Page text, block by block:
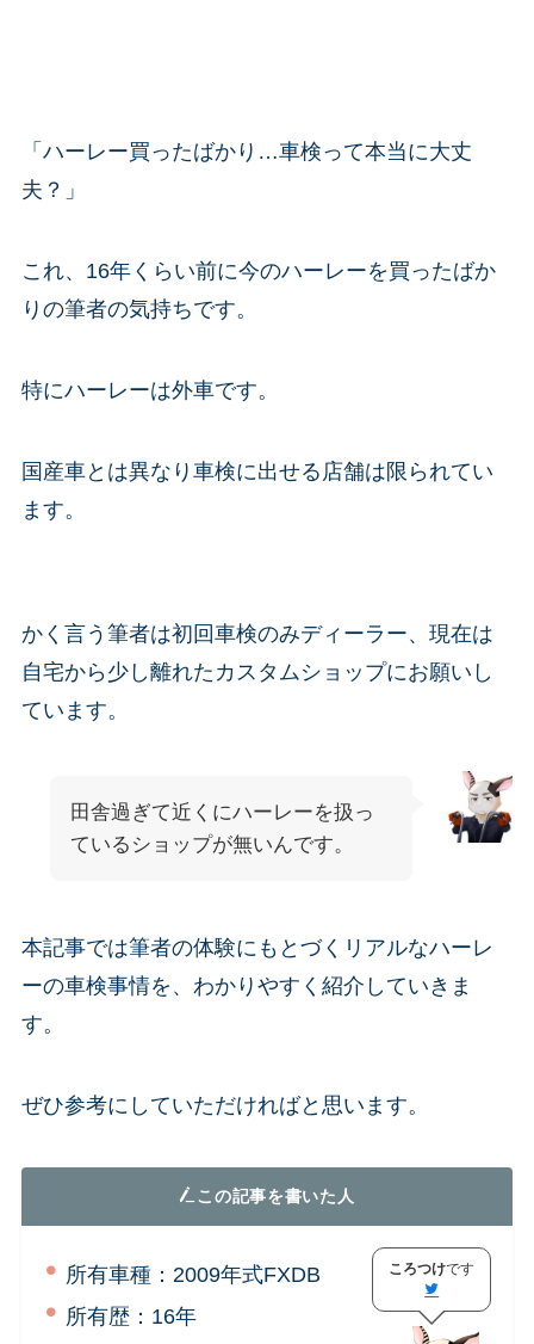
「ハーレー買ったばかり…車検って本当に大丈
夫？」
これ、16年くらい前に今のハーレーを買ったばか
りの筆者の気持ちです。
特にハーレーは外車です。
国産車とは異なり車検に出せる店舗は限られてい
ます。
かく言う筆者は初回車検のみディーラー、現在は
自宅から少し離れたカスタムショップにお願いし
ています。
田舎過ぎて近くにハーレーを扱っ
ているショップが無いんです。
本記事では筆者の体験にもとづくリアルなハーレ
ーの車検事情を、わかりやすく紹介していきま
す。
ぜひ参考にしていただければと思います。
この記事を書いた人
所有車種：2009年式FXDB
所有歴：16年
ころつけです